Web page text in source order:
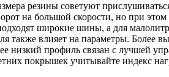
резины советуют
на большой скорости, но при
широкие шины, а для
также влияет на параметры. Более
низкий профиль связан с лучшей
покрышек учитывайте индекс